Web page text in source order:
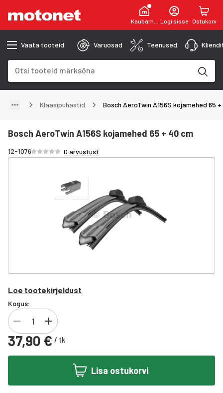
KaubamajaLogi sisse Ostukorv
Vaata tooteid Varuosad Teenused
Klaasipuhastid Bosch AeroTwin A156S kojamehed 65
Bosch AeroTwin A156S kojamehed 65 + 40 cm
12-1076Hinnang /5 tähte
0 arvustust
Loe tootekirjeldust
Kogus:
37,90 € / tk
Lisa ostukorvi